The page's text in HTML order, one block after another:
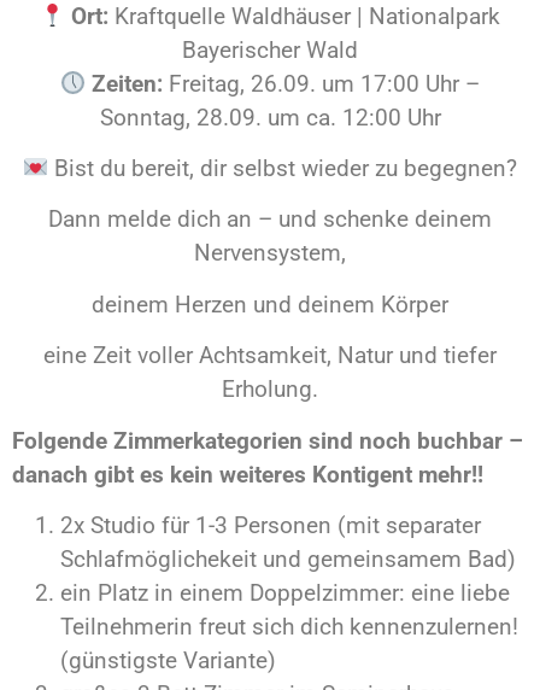
Ort: Kraftquelle Waldhäuser | Nationalpark
Bayerischer Wald
Zeiten: Freitag, 26.09. um 17:00 Uhr –
Sonntag, 28.09. um ca. 12:00 Uhr
Bist du bereit, dir selbst wieder zu begegnen?
Dann melde dich an – und schenke deinem
Nervensystem,
deinem Herzen und deinem Körper
eine Zeit voller Achtsamkeit, Natur und tiefer
Erholung.
Folgende Zimmerkategorien sind noch buchbar –
danach gibt es kein weiteres Kontigent mehr!!
2x Studio für 1-3 Personen (mit separater
Schlafmöglichekeit und gemeinsamem Bad)
ein Platz in einem Doppelzimmer: eine liebe
Teilnehmerin freut sich dich kennenzulernen!
(günstigste Variante)